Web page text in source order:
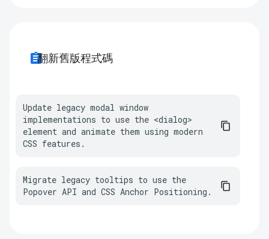
assignment翻新舊版程式碼
Update legacy modal window
implementations to use the <dialog>
element and animate them using modern
CSS features.
Migrate legacy tooltips to use the
Popover API and CSS Anchor Positioning.